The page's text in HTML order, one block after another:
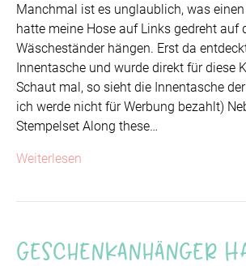
Manchmal ist es unglaublich, was
hatte meine Hose auf Links gedreht auf
Wäscheständer hängen. Erst da
Innentasche und wurde direkt für diese
Schaut mal, so sieht die Innentasche
ich werde nicht für Werbung bezahlt)
Stempelset Along these…
Weiterlesen
Geschenkanhänger